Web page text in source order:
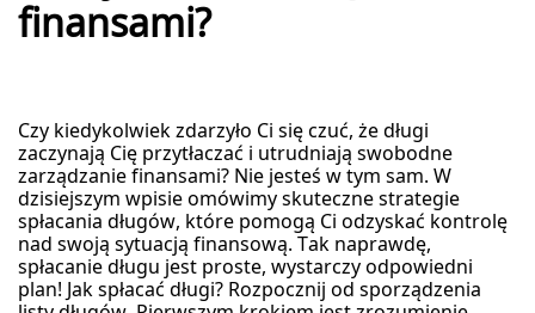
finansami?
Czy kiedykolwiek zdarzyło Ci się czuć, że długi
zaczynają Cię przytłaczać i utrudniają swobodne
zarządzanie finansami? Nie jesteś w tym sam. W
dzisiejszym wpisie omówimy skuteczne strategie
spłacania długów, które pomogą Ci odzyskać kontrolę
nad swoją sytuacją finansową. Tak naprawdę,
spłacanie długu jest proste, wystarczy odpowiedni
plan! Jak spłacać długi? Rozpocznij od sporządzenia